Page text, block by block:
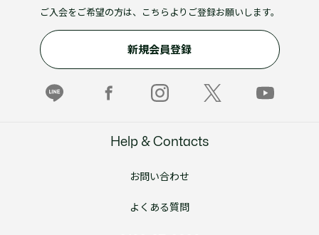
ご入会をご希望の方は、こちらよりご登録お願いします。
新規会員登録
Help & Contacts
お問い合わせ
よくある質問